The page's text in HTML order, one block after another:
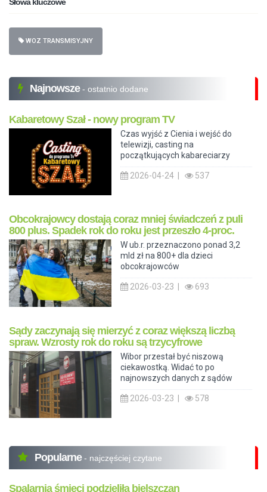
WOZ TRANSMISYJNY
Najnowsze - ostatnio dodane
Kabaretowy Szał - nowy program TV
Czas wyjść z Cienia i wejść do
telewizji, casting na
początkujących kabareciarzy
2026-04-24 | 537
Obcokrajowcy dostają coraz mniej świadczeń z puli
800 plus. Spadek rok do roku jest przeszło 4-proc.
W ub.r. przeznaczono ponad 3,2
mld zł na 800+ dla dzieci
obcokrajowców
2026-03-23 | 693
Sądy zaczynają się mierzyć z coraz większą liczbą
spraw. Wzrosty rok do roku są trzycyfrowe
Wibor przestał być niszową
ciekawostką. Widać to po
najnowszych danych z sądów
2026-03-23 | 578
Popularne - najczęściej czytane
Spalarnia śmieci podzieliła bielszczan